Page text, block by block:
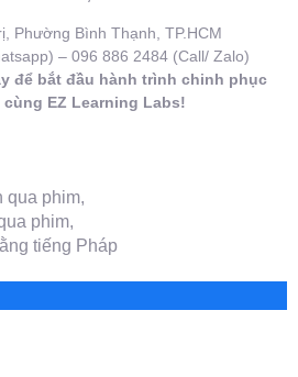
Phường Bình Thạnh, TP.HCM
– 096 886 2484 (Call/ Zalo)
để bắt đầu hành trình chinh phục
EZ Learning Labs!
qua phim,
phim,
tiếng Pháp